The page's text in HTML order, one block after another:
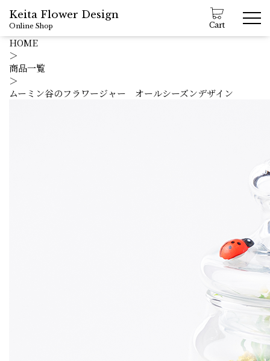
Keita Flower Design
Online Shop Cart
HOME
＞
商品一覧
＞
ムーミン谷のフラワージャー オールシーズンデザイン